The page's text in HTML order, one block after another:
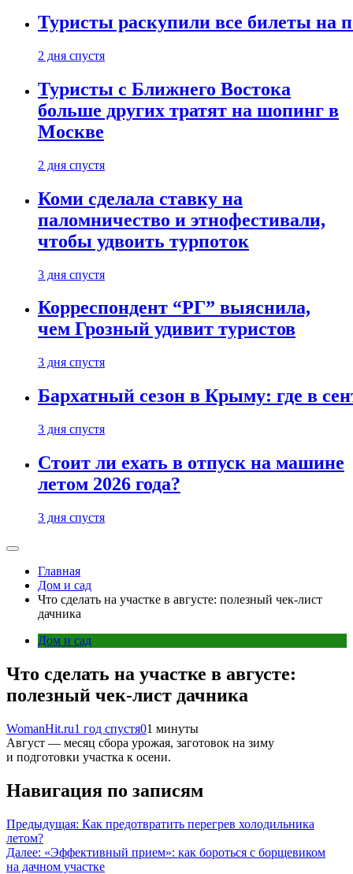
Туристы раскупили все билеты на
2 дня спустя
Туристы с Ближнего Востока
больше других тратят на шопинг в
Москве
2 дня спустя
Коми сделала ставку на
паломничество и этнофестивали,
чтобы удвоить турпоток
3 дня спустя
Корреспондент “РГ” выяснила,
чем Грозный удивит туристов
3 дня спустя
Бархатный сезон в Крыму: где в
3 дня спустя
Стоит ли ехать в отпуск на машине
летом 2026 года?
3 дня спустя
Главная
Дом и сад
Что сделать на участке в августе: полезный чек-лист
дачника
Дом и сад
Что сделать на участке в августе:
полезный чек-лист дачника
WomanHit.ru1 год спустя01 минуты
Август — месяц сбора урожая, заготовок на зиму
и подготовки участка к осени.
Навигация по записям
Предыдущая: Как предотвратить перегрев холодильника
летом?
Далее: «Эффективный прием»: как бороться с борщевиком
на дачном участке